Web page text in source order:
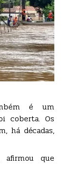
é um
coberta. Os
há décadas,
que